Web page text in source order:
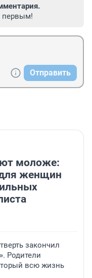
первым!
Отправить
моложе:
женщин
закончил
Родители
всю жизнь